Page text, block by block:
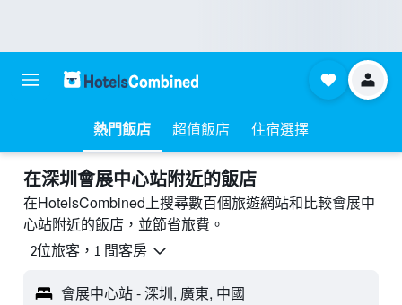
熱門飯店 超值飯店 住宿選擇
​在深圳會展中心站附近​的飯店
在HotelsCombined上搜尋數百個旅遊網站和比較會展中
心站附近的飯店，並節省旅費。
2位旅客，1 間客房
會展中心站 - 深圳, 廣東, 中國